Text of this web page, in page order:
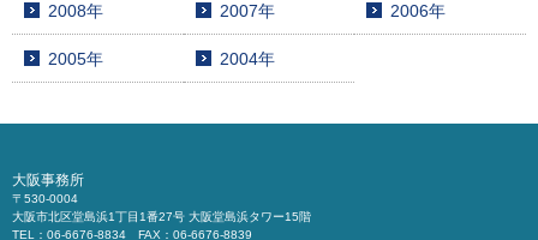
2008年 2007年 2006年
2005年 2004年
大阪事務所
〒530-0004
大阪市北区堂島浜1丁目1番27号 大阪堂島浜タワー15階
TEL：06-6676-8834 FAX：06-6676-8839